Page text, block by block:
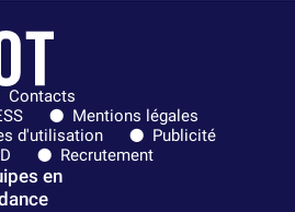
Contacts
Mentions légales
d'utilisation
Publicité
Recrutement
en